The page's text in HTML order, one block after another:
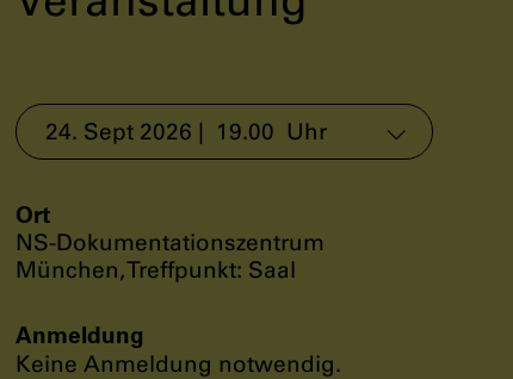
Ort
NS-Dokumentationszentrum
München, Treffpunkt: Saal
Anmeldung
Keine Anmeldung notwendig.